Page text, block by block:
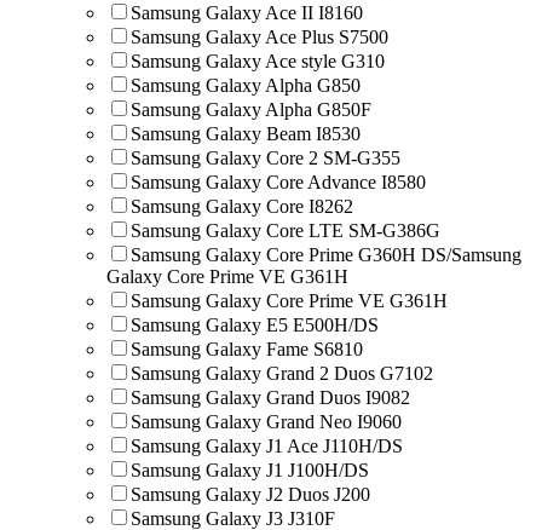
Samsung Galaxy Ace II I8160
Samsung Galaxy Ace Plus S7500
Samsung Galaxy Ace style G310
Samsung Galaxy Alpha G850
Samsung Galaxy Alpha G850F
Samsung Galaxy Beam I8530
Samsung Galaxy Core 2 SM-G355
Samsung Galaxy Core Advance I8580
Samsung Galaxy Core I8262
Samsung Galaxy Core LTE SM-G386G
Samsung Galaxy Core Prime G360H DS/Samsung
Galaxy Core Prime VE G361H
Samsung Galaxy Core Prime VE G361H
Samsung Galaxy E5 E500H/DS
Samsung Galaxy Fame S6810
Samsung Galaxy Grand 2 Duos G7102
Samsung Galaxy Grand Duos I9082
Samsung Galaxy Grand Neo I9060
Samsung Galaxy J1 Ace J110H/DS
Samsung Galaxy J1 J100H/DS
Samsung Galaxy J2 Duos J200
Samsung Galaxy J3 J310F